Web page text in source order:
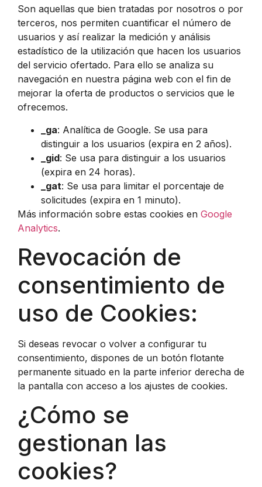
Son aquellas que bien tratadas por nosotros o por
terceros, nos permiten cuantificar el número de
usuarios y así realizar la medición y análisis
estadístico de la utilización que hacen los usuarios
del servicio ofertado. Para ello se analiza su
navegación en nuestra página web con el fin de
mejorar la oferta de productos o servicios que le
ofrecemos.
_ga: Analítica de Google. Se usa para
distinguir a los usuarios (expira en 2 años).
_gid: Se usa para distinguir a los usuarios
(expira en 24 horas).
_gat: Se usa para limitar el porcentaje de
solicitudes (expira en 1 minuto).
Más información sobre estas cookies en Google
Analytics.
Revocación de
consentimiento de
uso de Cookies:
Si deseas revocar o volver a configurar tu
consentimiento, dispones de un botón flotante
permanente situado en la parte inferior derecha de
la pantalla con acceso a los ajustes de cookies.
¿Cómo se
gestionan las
cookies?